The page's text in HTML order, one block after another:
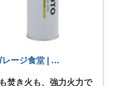
ガレージ食堂 | 開業準備中
焚き火も、強力火力で